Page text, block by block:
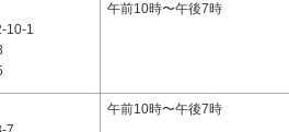
10-1
午前10時〜午後7時
午前10時〜午後7時